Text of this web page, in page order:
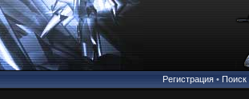
Регистрация• Поиск